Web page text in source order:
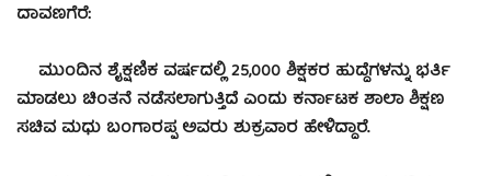
ದಾವಣಗೆರೆ:
ಮುಂದಿನ ಶೈಕ್ಷಣಿಕ ವರ್ಷದಲ್ಲಿ 25,000 ಶಿಕ್ಷಕರ ಹುದ್ದೆಗಳನ್ನು ಭರ್ತಿ
ಮಾಡಲು ಚಿಂತನೆ ನಡೆಸಲಾಗುತ್ತಿದೆ ಎಂದು ಕರ್ನಾಟಕ ಶಾಲಾ ಶಿಕ್ಷಣ
ಸಚಿವ ಮಧು ಬಂಗಾರಪ್ಪ ಅವರು ಶುಕ್ರವಾರ ಹೇಳಿದ್ದಾರೆ.